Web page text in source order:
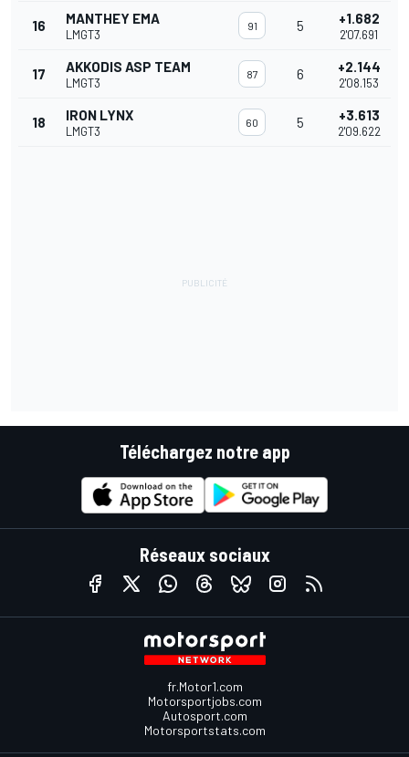
16 MANTHEY EMA
LMGT3
91 5 +1.682
2'07.691
17 AKKODIS ASP TEAM
LMGT3
87 6 +2.144
2'08.153
18 IRON LYNX
LMGT3
60 5 +3.613
2'09.622
Téléchargez notre app
Réseaux sociaux
fr.Motor1.com
Motorsportjobs.com
Autosport.com
Motorsportstats.com